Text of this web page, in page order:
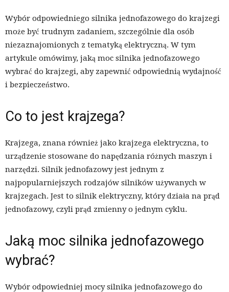
Wybór odpowiedniego silnika jednofazowego do krajzegi
może być trudnym zadaniem, szczególnie dla osób
niezaznajomionych z tematyką elektryczną. W tym
artykule omówimy, jaką moc silnika jednofazowego
wybrać do krajzegi, aby zapewnić odpowiednią wydajność
i bezpieczeństwo.
Co to jest krajzega?
Krajzega, znana również jako krajzega elektryczna, to
urządzenie stosowane do napędzania różnych maszyn i
narzędzi. Silnik jednofazowy jest jednym z
najpopularniejszych rodzajów silników używanych w
krajzegach. Jest to silnik elektryczny, który działa na prąd
jednofazowy, czyli prąd zmienny o jednym cyklu.
Jaką moc silnika jednofazowego
wybrać?
Wybór odpowiedniej mocy silnika jednofazowego do